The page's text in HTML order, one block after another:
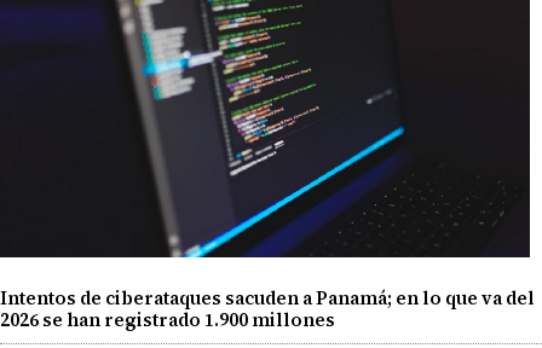
Intentos de ciberataques sacuden a Panamá; en lo que va del
2026 se han registrado 1.900 millones